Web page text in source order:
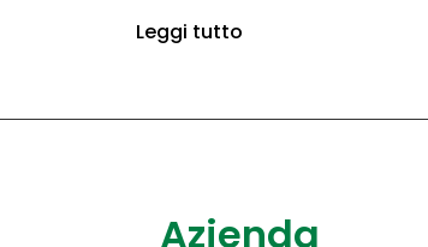
Leggi tutto
Azienda